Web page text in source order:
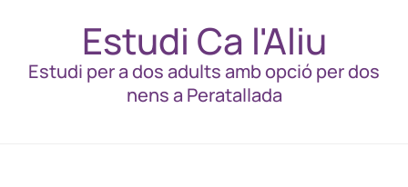
Estudi Ca l'Aliu
Estudi per a dos adults amb opció per dos
nens a Peratallada